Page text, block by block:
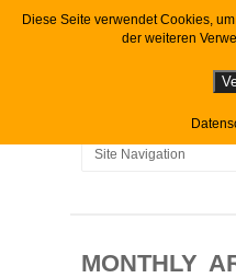
MONTHLY
Diese Seite verwendet Cookies,
der weiteren